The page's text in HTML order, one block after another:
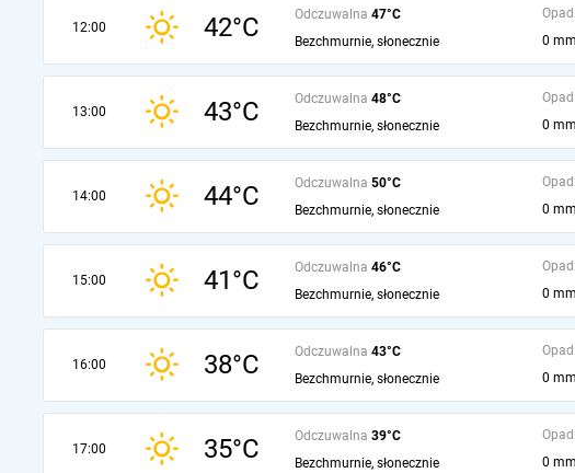
12:00 42°C Odczuwalna 47°C
Bezchmurnie, słonecznie
Opad:
0 mm
13:00 43°C Odczuwalna 48°C
Bezchmurnie, słonecznie
Opad:
0 mm
14:00 44°C Odczuwalna 50°C
Bezchmurnie, słonecznie
Opad:
0 mm
15:00 41°C Odczuwalna 46°C
Bezchmurnie, słonecznie
Opad:
0 mm
16:00 38°C Odczuwalna 43°C
Bezchmurnie, słonecznie
Opad:
0 mm
17:00 35°C Odczuwalna 39°C
Bezchmurnie, słonecznie
Opad:
0 mm